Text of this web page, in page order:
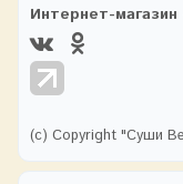
Интернет-
(с) Copyright "Суши